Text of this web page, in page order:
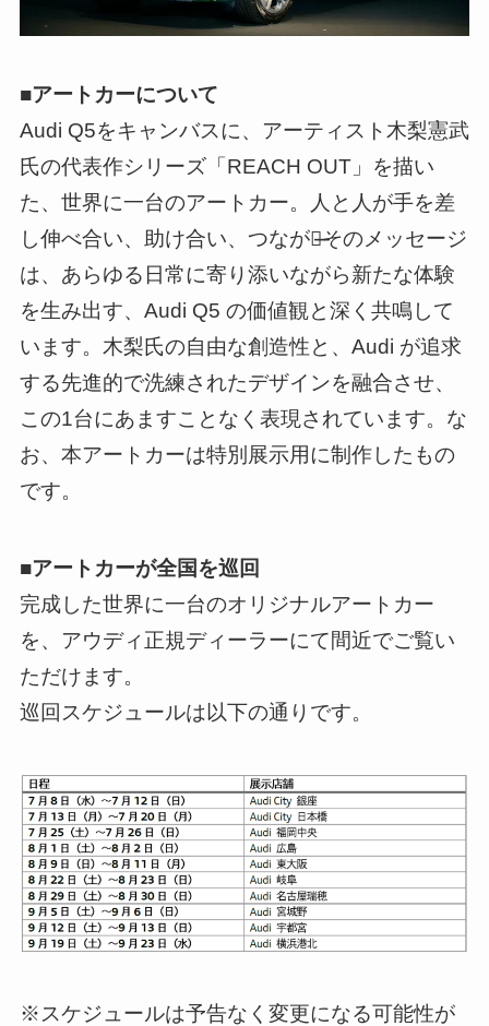
■アートカーについて
Audi Q5をキャンバスに、アーティスト木梨憲武
氏の代表作シリーズ「REACH OUT」を描い
た、世界に一台のアートカー。人と人が手を差
し伸べ合い、助け合い、つながる̶̶そのメッセージ
は、あらゆる日常に寄り添いながら新たな体験
を生み出す、Audi Q5 の価値観と深く共鳴して
います。木梨氏の自由な創造性と、Audi が追求
する先進的で洗練されたデザインを融合させ、
この1台にあますことなく表現されています。な
お、本アートカーは特別展示用に制作したもの
です。
■アートカーが全国を巡回
完成した世界に一台のオリジナルアートカー
を、アウディ正規ディーラーにて間近でご覧い
ただけます。
巡回スケジュールは以下の通りです。
※スケジュールは予告なく変更になる可能性が